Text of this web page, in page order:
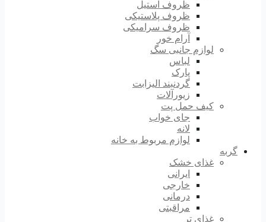
ظروف استیل
ظروف پلاستیکی
ظروف سرامیکی
آرام خور
لوازم جانبی سگ
لباس
پارک
گردنبند الیزابت
زیورآلات
کیف حمل پت
جای خواب
لانه
لوازم مربوط به خانه
گربه
غذای خشک
ایرانی
خارجی
درمانی
مراقبتی
غذای تر